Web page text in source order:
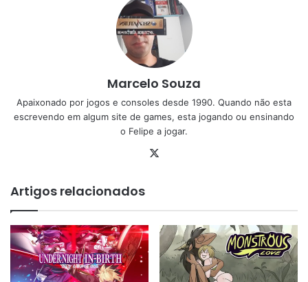
Marcelo Souza
Apaixonado por jogos e consoles desde 1990. Quando não esta
escrevendo em algum site de games, esta jogando ou ensinando
o Felipe a jogar.
Artigos relacionados